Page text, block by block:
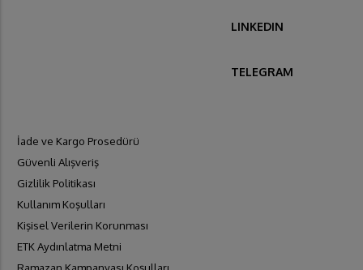
LINKEDIN
TELEGRAM
İade ve Kargo Prosedürü
Güvenli Alışveriş
Gizlilik Politikası
Kullanım Koşulları
Kişisel Verilerin Korunması
ETK Aydınlatma Metni